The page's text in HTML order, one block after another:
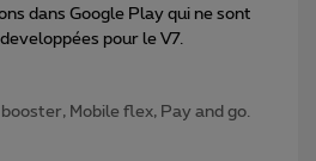
dans Google Play qui ne sont
pour le V7.
Mobile flex, Pay and go.